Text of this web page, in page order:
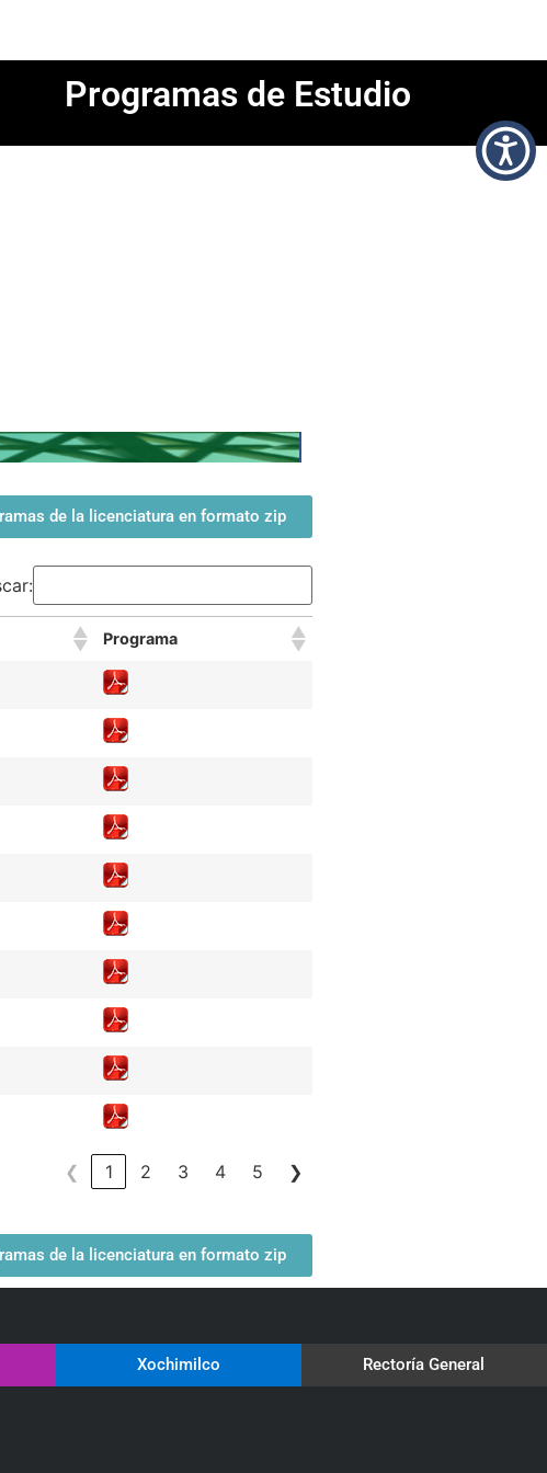
Programas de Estudio
de la licenciatura en formato zip
Programa
❮ 1 2 3 4 5 ❯
de la licenciatura en formato zip
Xochimilco Rectoría General